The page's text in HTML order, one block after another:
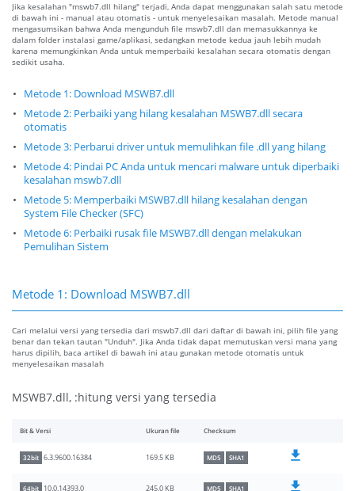
Jika kesalahan "mswb7.dll hilang" terjadi, Anda dapat menggunakan salah satu metode
di bawah ini - manual atau otomatis - untuk menyelesaikan masalah. Metode manual
mengasumsikan bahwa Anda mengunduh file mswb7.dll dan memasukkannya ke
dalam folder instalasi game/aplikasi, sedangkan metode kedua jauh lebih mudah
karena memungkinkan Anda untuk memperbaiki kesalahan secara otomatis dengan
sedikit usaha.
Metode 1: Download MSWB7.dll
Metode 2: Perbaiki yang hilang kesalahan MSWB7.dll secara
otomatis
Metode 3: Perbarui driver untuk memulihkan file .dll yang hilang
Metode 4: Pindai PC Anda untuk mencari malware untuk diperbaiki
kesalahan mswb7.dll
Metode 5: Memperbaiki MSWB7.dll hilang kesalahan dengan
System File Checker (SFC)
Metode 6: Perbaiki rusak file MSWB7.dll dengan melakukan
Pemulihan Sistem
Metode 1: Download MSWB7.dll
Cari melalui versi yang tersedia dari mswb7.dll dari daftar di bawah ini, pilih file yang
benar dan tekan tautan "Unduh". Jika Anda tidak dapat memutuskan versi mana yang
harus dipilih, baca artikel di bawah ini atau gunakan metode otomatis untuk
menyelesaikan masalah
MSWB7.dll, :hitung versi yang tersedia
Bit & Versi Ukuran file Checksum
32bit 6.3.9600.16384 169.5 KB MD5 SHA1
64bit 10.0.14393.0 245.0 KB MD5 SHA1